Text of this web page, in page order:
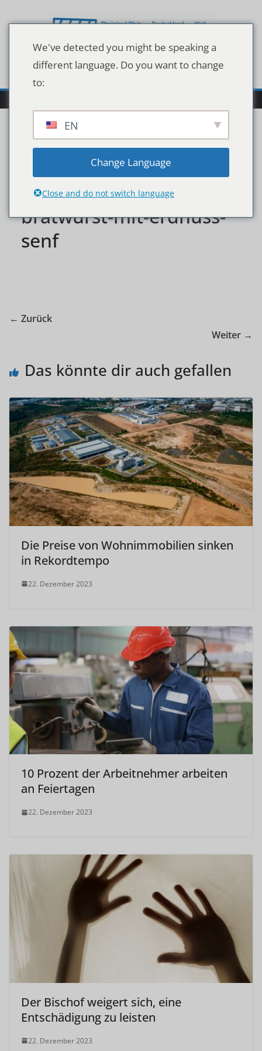
Inhalt
die-foodtruckerin-es-
gibt-asiatische-
bratwurst-mit-erdnuss-
senf
← Zurück
Weiter →
Das könnte dir auch gefallen
Die Preise von Wohnimmobilien sinken
in Rekordtempo
22. Dezember 2023
10 Prozent der Arbeitnehmer arbeiten
an Feiertagen
22. Dezember 2023
Der Bischof weigert sich, eine
Entschädigung zu leisten
22. Dezember 2023
We've detected you might be speaking a
different language. Do you want to change
to:
EN
Change Language
Close and do not switch language